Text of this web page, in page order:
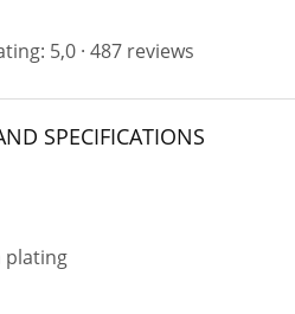
5,0 · 487 reviews
SPECIFICATIONS
plating